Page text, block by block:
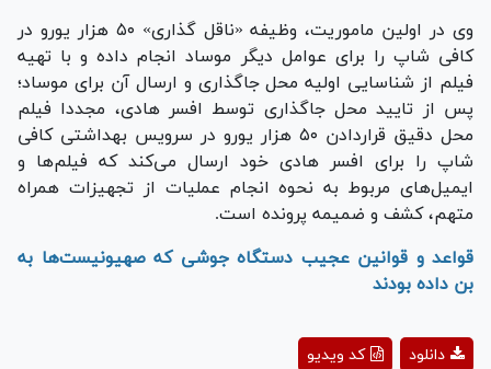
وی در اولین ماموریت، وظیفه «ناقل گذاری» ۵۰ هزار یورو در
کافی شاپ را برای عوامل دیگر موساد انجام داده و با تهیه
فیلم از شناسایی اولیه محل جاگذاری و ارسال آن برای موساد؛
پس از تایید محل جاگذاری توسط افسر هادی، مجددا فیلم
محل دقیق قراردادن ۵۰ هزار یورو در سرویس بهداشتی کافی
شاپ را برای افسر هادی خود ارسال می‌کند که فیلم‌ها و
ایمیل‌های مربوط به نحوه انجام عملیات از تجهیزات همراه
متهم، کشف و ضمیمه پرونده است.
قواعد و قوانین عجیب دستگاه جوشی که صهیونیست‌ها به
بن داده بودند
Playکد ویدیو دانلود